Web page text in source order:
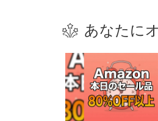
あなたに